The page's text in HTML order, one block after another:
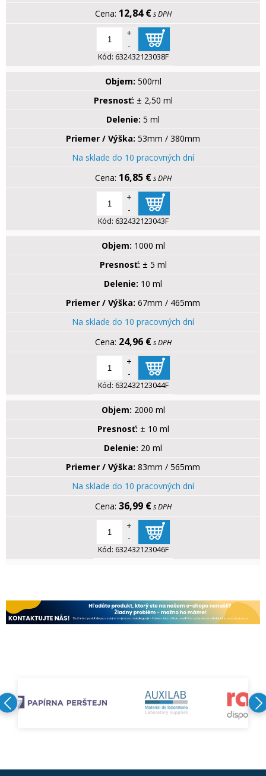
12,84 € s DPH
+
-
Kód: 632432123038F
Objem: 500ml
Presnosť: ± 2,50 ml
Delenie: 5 ml
Priemer / Výška: 53mm / 380mm
Na sklade do 10 pracovných dní
16,85 € s DPH
+
-
Kód: 632432123043F
Objem: 1000 ml
Presnosť: ± 5 ml
Delenie: 10 ml
Priemer / Výška: 67mm / 465mm
Na sklade do 10 pracovných dní
24,96 € s DPH
+
-
Kód: 632432123044F
Objem: 2000 ml
Presnosť: ± 10 ml
Delenie: 20 ml
Priemer / Výška: 83mm / 565mm
Na sklade do 10 pracovných dní
36,99 € s DPH
+
-
Kód: 632432123046F